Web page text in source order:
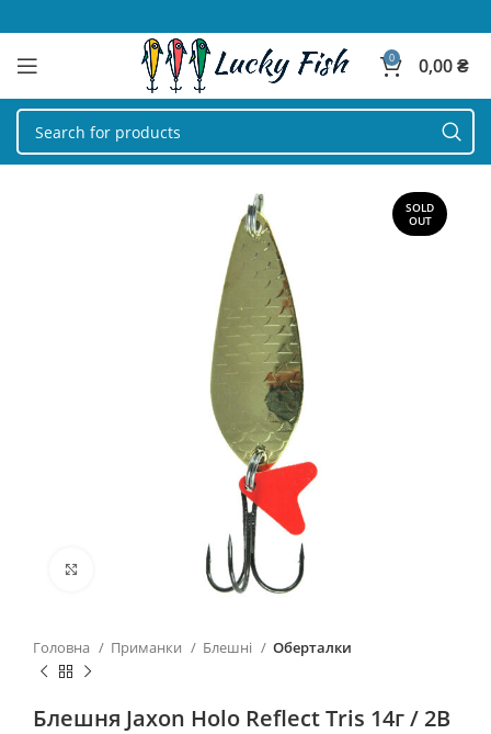
0 0,00₴
SOLD
OUT
Головна Приманки Блешні Оберталки
Блешня Jaxon Holo Reflect Tris 14г / 2B